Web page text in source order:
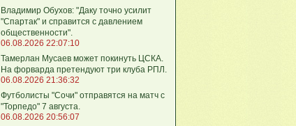
Владимир Обухов: "Даку точно усилит
"Спартак" и справится с давлением
общественности".
06.08.2026 22:07:10
Тамерлан Мусаев может покинуть ЦСКА.
На форварда претендуют три клуба РПЛ.
06.08.2026 21:36:32
Футболисты "Сочи" отправятся на матч с
"Торпедо" 7 августа.
06.08.2026 20:56:07